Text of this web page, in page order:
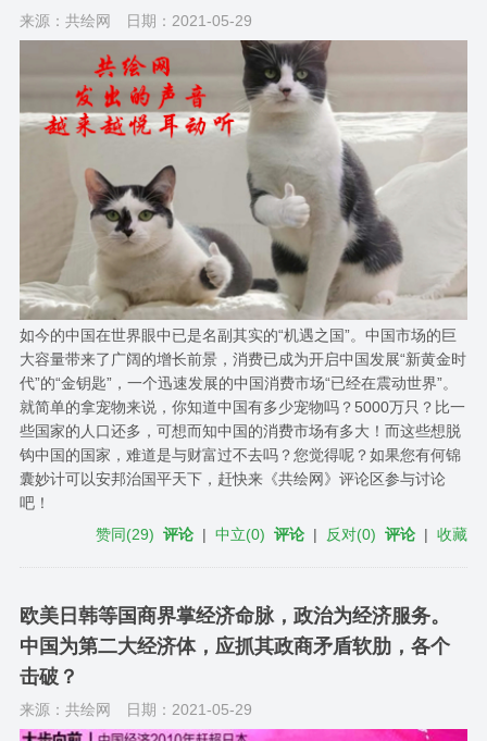
来源：共绘网 日期：2021-05-29
如今的中国在世界眼中已是名副其实的“机遇之国”。中国市场的巨
大容量带来了广阔的增长前景，消费已成为开启中国发展“新黄金时
代”的“金钥匙”，一个迅速发展的中国消费市场“已经在震动世界”。
就简单的拿宠物来说，你知道中国有多少宠物吗？5000万只？比一
些国家的人口还多，可想而知中国的消费市场有多大！而这些想脱
钩中国的国家，难道是与财富过不去吗？您觉得呢？如果您有何锦
囊妙计可以安邦治国平天下，赶快来《共绘网》评论区参与讨论
吧！
赞同(29) 评论 |中立(0) 评论 | 反对(0) 评论 |收藏
欧美日韩等国商界掌经济命脉，政治为经济服务。
中国为第二大经济体，应抓其政商矛盾软肋，各个
击破？
来源：共绘网 日期：2021-05-29